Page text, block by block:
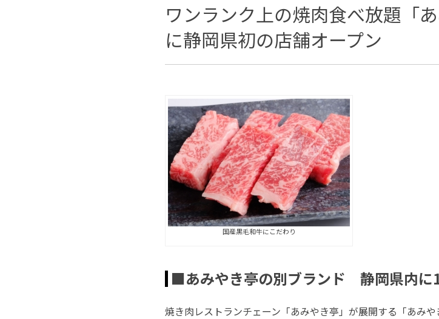
ワンランク上の焼肉食べ放題「
に静岡県初の店舗オープン
国産黒毛和牛にこだわり
■あみやき亭の別ブランド 静岡県内に
焼き肉レストランチェーン「あみやき亭」が展開する「あみ